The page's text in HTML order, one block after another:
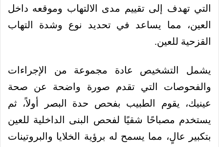
التي تهدف إلى تقييم مدى الالتهاب وموقعه داخل
العين، مما يساعد في تحديد نوع وشدة التهاب
القزحية للعين.
يشمل التشخيص عادة مجموعة من الإجراءات
والفحوصات التي تقدم صورة واضحة عن صحة
عينيك، يقوم الطبيب بفحص حدة البصر أولاً، ثم
يستخدم مصباحًا شقيًا لفحص البنى الداخلية للعين
بتكبير عالٍ، مما يسمح له برؤية الخلايا والبروتينات